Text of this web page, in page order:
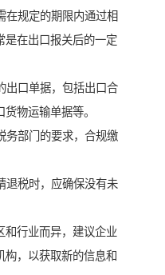
规定的期限内通过相
是在出口报关后的一定
口单据，包括出口合
物运输单据等。
部门的要求，合规缴
退税时，应确保没有未
和行业而异，建议企业
构，以获取新的信息和